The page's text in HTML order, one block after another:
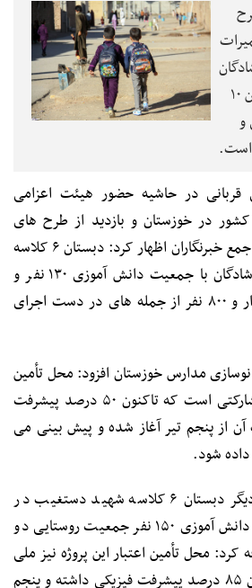
۱۰ طرح
خبر داد و گفت:از این ۱۰
و
است.
قربانی در حاشیه حضور هیئت اعزامی
در خوزستان و بازدید از طرح های
مدرسه سازی شادگان در جمع خبرنگاران اظهار کرد: دبستان ۶ کلاسه
خیبر در روستای گرمه شادگان با جمعیت دانش آموزی ۱۳۰ نفر و
جمعیت روستایی یک هزار و ۸۰۰ نفر از جمله های در دست اجرای
مدارس خوزستان افزود: محل تأمین
اعتبار پروژه فوق ملی مشارکتی است که تاکنون ۵۰ درصد پیشرفت
از پنجم تیر آغاز شده و پیش بینی می
وی با بیان اینکه پروژه دیگر دبستان ۶ کلاسه شهید دستغیب در
روستای رگبه با جمعیت دانش آموزی ۱۵۰ نفر جمعیت روستایی دو
اضافه کرد: محل تأمین اعتبار این پروژه نیز ملی
مشارکتی است که تاکنون ۸۵ درصد پیشرفت فیزیکی داشته و پنجم